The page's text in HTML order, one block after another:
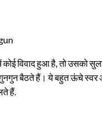
कोई विवाद हुआ है, तो उसको
बैठते हैं। ये बहुत ऊंचे
हैं.